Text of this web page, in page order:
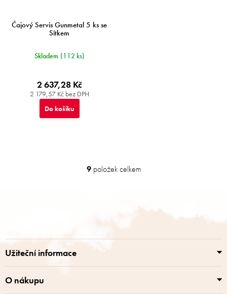
Čajový Servis Gunmetal 5 ks se
Sítkem
Skladem (112 ks)
2 179,57 Kč bez DPH
2 637,28 Kč
Do košíku
O
í
9položek celkem
Užiteční informace
O nákupu